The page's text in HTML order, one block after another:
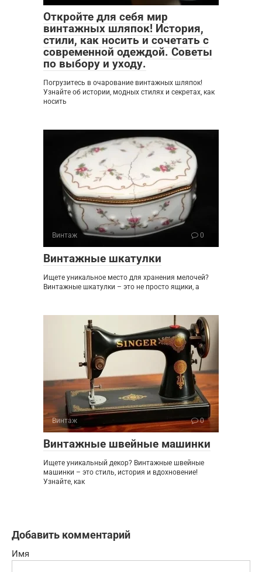
Откройте для себя мир
винтажных шляпок! История,
стили, как носить и сочетать с
современной одеждой. Советы
по выбору и уходу.
Погрузитесь в очарование винтажных шляпок!
Узнайте об истории, модных стилях и секретах, как
носить
Винтаж 0
Винтажные шкатулки
Ищете уникальное место для хранения мелочей?
Винтажные шкатулки – это не просто ящики, а
Винтаж 0
Винтажные швейные машинки
Ищете уникальный декор? Винтажные швейные
машинки – это стиль, история и вдохновение!
Узнайте, как
Добавить комментарий
Имя